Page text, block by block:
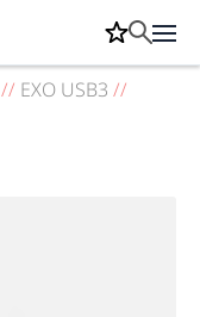
// EXO USB3 //